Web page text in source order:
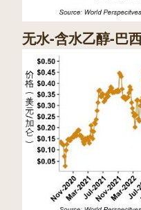
无水-含水乙醇-巴